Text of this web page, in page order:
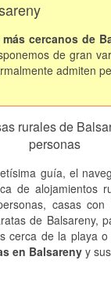
cercanos de
de gran
admiten
rurales de
personas
guía, el
de alojamientos
casas con
de Balsareny,
cerca de la playa
en Balsarenyy